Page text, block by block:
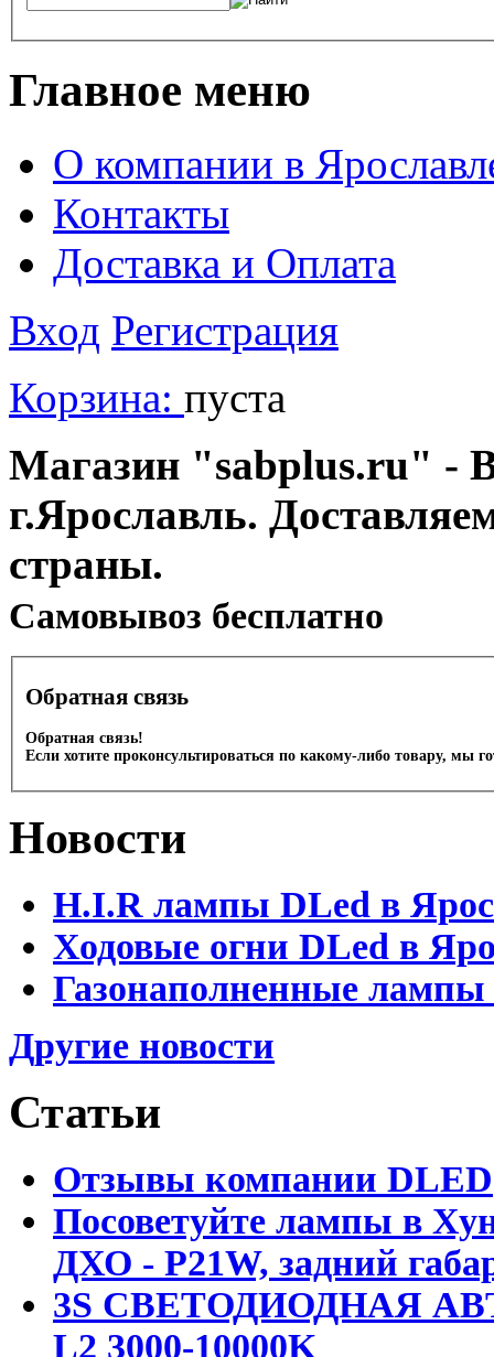
Главное меню
О компании в
Контакты
Доставка и Оплата
Вход Регистрация
Корзина: пуста
Магазин "sabplus.ru" -
г.Ярославль.
страны.
Cамовывоз бесплатно
Обратная связь
Обратная связь!
Если хотите проконсультироваться по какому-либо товару, мы
Новости
H.I.R лампы DLed в
Ходовые огни DLed в
Газонаполненные
Другие новости
Статьи
Отзывы компании DLED
Посоветуйте лампы в
ДХО - P21W, задний
3S СВЕТОДИОДНАЯ
L2 3000-10000K